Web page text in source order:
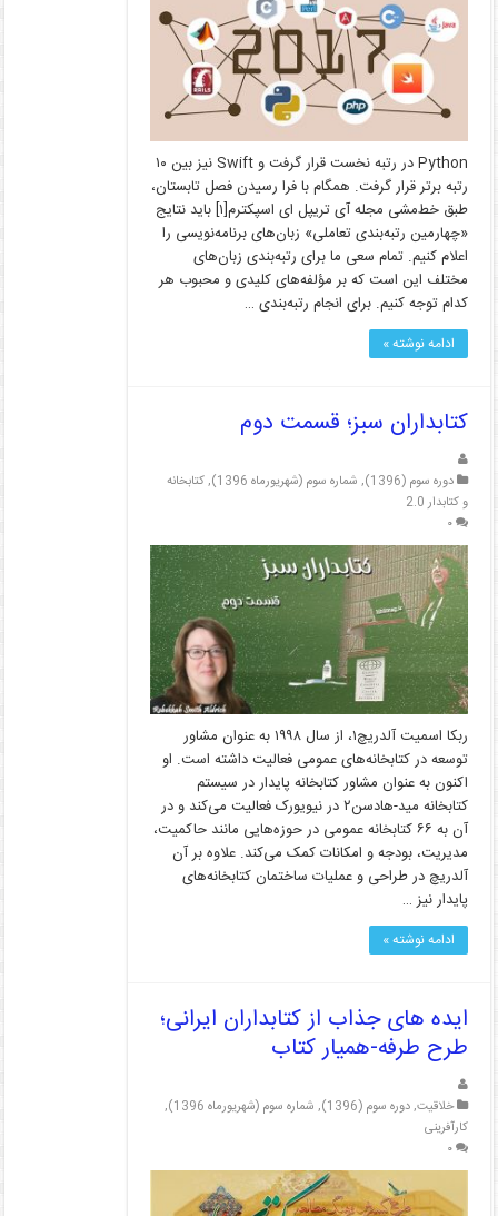
Python در رتبه نخست قرار گرفت و Swift نیز بین ۱۰
رتبه برتر قرار گرفت. همگام با فرا رسیدن فصل تابستان،
طبق خط­‌مشی مجله آی ­تریپل ای اسپکترم[۱] باید نتایج
«چهارمین رتبه­‌بندی تعاملی» زبان­‌های برنامه‌نویسی را
اعلام کنیم. تمام سعی ما برای رتبه‌­بندی زبان­‌های
مختلف این است که بر مؤلفه‌های کلیدی و محبوب هر
کدام توجه کنیم. برای انجام رتبه‌­بندی …
ادامه نوشته »
کتابداران سبز؛ قسمت دوم
دوره سوم (1396) , شماره سوم (شهریورماه 1396) ,کتابخانه
و کتابدار 2.0
۰
ربکا اسمیت آلدریچ۱، از سال ۱۹۹۸ به عنوان مشاور
توسعه در کتابخانه­‌های عمومی فعالیت داشته است. او
اکنون به عنوان مشاور کتابخانه پایدار در سیستم
کتابخانه مید-هادسن۲ در نیویورک فعالیت می‌کند و در
آن به ۶۶ کتابخانه عمومی در حوزه­‌هایی مانند حاکمیت،
مدیریت، بودجه و امکانات کمک می‌­کند. علاوه بر آن
آلدریچ در طراحی و عملیات ساختمان کتابخانه‌­های
پایدار نیز …
ادامه نوشته »
ایده های جذاب از کتابداران ایرانی؛
طرح طرفه-همیار کتاب
خلاقیت,دوره سوم (1396) , شماره سوم (شهریورماه 1396)
,
کارآفرینی
۰